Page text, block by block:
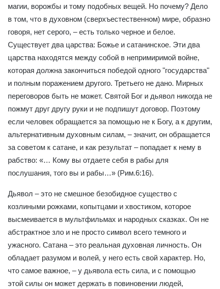
магии, ворожбы и тому подобных вещей. Но почему? Дело
в том, что в духовном (сверхъестественном) мире, образно
говоря, нет серого, – есть только черное и белое.
Существует два царства: Божье и сатанинское. Эти два
царства находятся между собой в непримиримой войне,
которая должна закончиться победой одного "государства"
и полным поражением другого. Третьего не дано. Мирных
переговоров быть не может. Святой Бог и дьявол никогда не
пожмут друг другу руки и не подпишут договор. Поэтому
если человек обращается за помощью не к Богу, а к другим,
альтернативным духовным силам, – значит, он обращается
за советом к сатане, и как результат – попадает к нему в
рабство: «… Кому вы отдаете себя в рабы для
послушания, того вы и рабы…» (Рим.6:16).
Дьявол – это не смешное безобидное существо с
козлиными рожками, копытцами и хвостиком, которое
высмеивается в мультфильмах и народных сказках. Он не
абстрактное зло и не просто символ всего темного и
ужасного. Сатана – это реальная духовная личность. Он
обладает разумом и волей, у него есть свой характер. Но,
что самое важное, – у дьявола есть сила, и с помощью
этой силы он может держать в повиновении людей,